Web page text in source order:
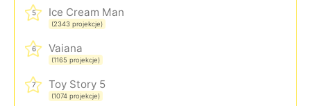
5 Ice Cream Man
(2343 projekcje)
6 Vaiana
(1165 projekcje)
7 Toy Story 5
(1074 projekcje)